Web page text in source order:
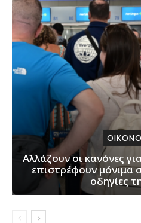
Αλλάζουν οι κανόνες
επιστρέφουν μόνιμα
οδηγίες